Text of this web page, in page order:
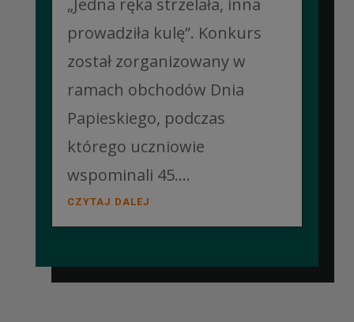
„Jedna ręka strzelała, inna
prowadziła kulę”. Konkurs
został zorganizowany w
ramach obchodów Dnia
Papieskiego, podczas
którego uczniowie
wspominali 45....
CZYTAJ DALEJ